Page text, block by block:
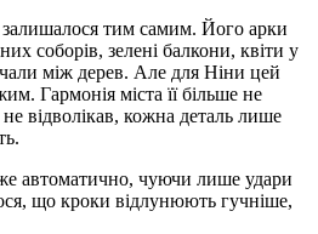
залишалося тим самим. Його арки
соборів, зелені балкони, квіти у
між дерев. Але для Ніни цей
Гармонія міста її більше не
відволікав, кожна деталь лише
автоматично, чуючи лише удари
що кроки відлунюють гучніше,